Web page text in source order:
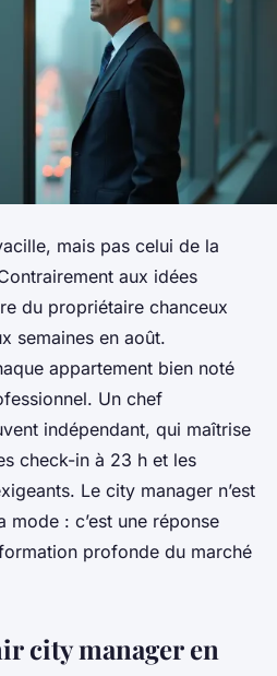
mais pas celui de la
aux idées
du propriétaire chanceux
semaines en août.
appartement bien noté
Un chef
indépendant, qui maîtrise
check-in à 23 h et les
Le city manager n’est
mode : c’est une réponse
profonde du marché
city manager en